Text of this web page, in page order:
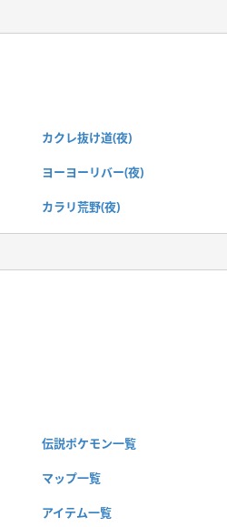
カクレ抜け道(夜)
ヨーヨーリバー(夜)
カラリ荒野(夜)
伝説ポケモン一覧
マップ一覧
アイテム一覧